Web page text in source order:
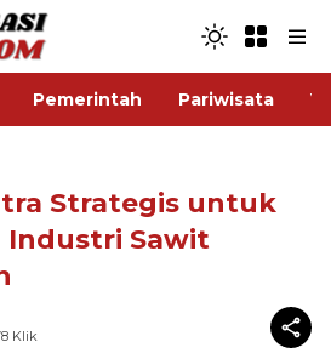
Pemerintah Pariwisata
Strategis untuk
Industri Sawit
Klik